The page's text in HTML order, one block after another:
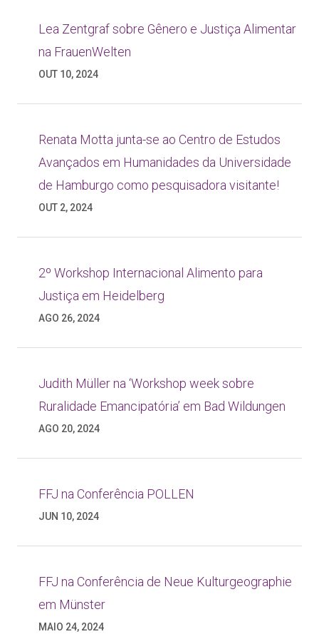
Lea Zentgraf sobre Gênero e Justiça Alimentar
na FrauenWelten
OUT 10, 2024
Renata Motta junta-se ao Centro de Estudos
Avançados em Humanidades da Universidade
de Hamburgo como pesquisadora visitante!
OUT 2, 2024
2º Workshop Internacional Alimento para
Justiça em Heidelberg
AGO 26, 2024
Judith Müller na ‘Workshop week sobre
Ruralidade Emancipatória’ em Bad Wildungen
AGO 20, 2024
FFJ na Conferência POLLEN
JUN 10, 2024
FFJ na Conferência de Neue Kulturgeographie
em Münster
MAIO 24, 2024